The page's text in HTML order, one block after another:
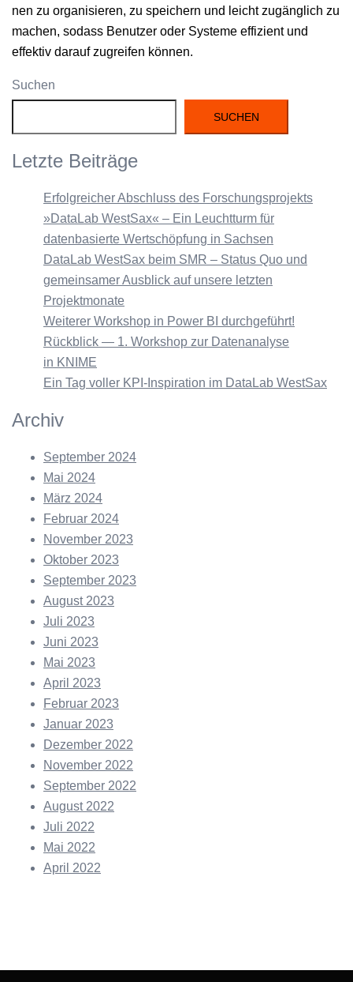
nen zu organ­isieren, zu spe­ich­ern und leicht zugänglich zu
machen, sodass Benutzer oder Sys­teme effizient und
effek­tiv darauf zugreifen können.
Suchen
SUCHEN
Letzte Beiträge
Erfolgreicher Abschluss des Forschungsprojekts
»DataLab WestSax« – Ein Leuchtturm für
datenbasierte Wertschöpfung in Sachsen
DataLab WestSax beim SMR – Status Quo und
gemeinsamer Ausblick auf unsere letzten
Projektmonate
Weiterer Workshop in Power BI durchgeführt!
Rückblick — 1. Workshop zur Datenanalyse
in KNIME
Ein Tag voller KPI-Inspiration im DataLab WestSax
Archiv
September 2024
Mai 2024
März 2024
Februar 2024
November 2023
Oktober 2023
September 2023
August 2023
Juli 2023
Juni 2023
Mai 2023
April 2023
Februar 2023
Januar 2023
Dezember 2022
November 2022
September 2022
August 2022
Juli 2022
Mai 2022
April 2022